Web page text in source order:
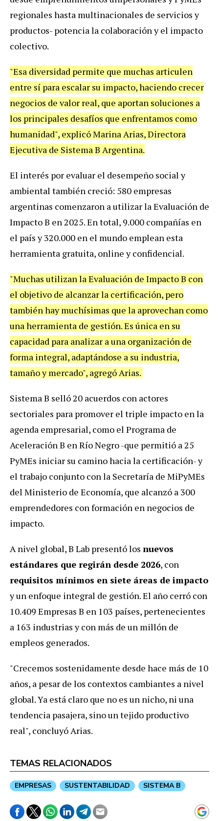
regionales hasta multinacionales de servicios y
productos- potencia la colaboración y el impacto
colectivo.
"Esa diversidad permite que muchas articulen
entre sí para escalar su impacto, haciendo crecer
negocios de valor real, que aportan soluciones a
los principales desafíos que enfrentamos como
humanidad", explicó Marina Arias, Directora
Ejecutiva de Sistema B Argentina.
El interés por evaluar el desempeño social y
ambiental también creció: 580 empresas
argentinas comenzaron a utilizar la Evaluación de
Impacto B en 2025. En total, 9.000 compañías en
el país y 320.000 en el mundo emplean esta
herramienta gratuita, online y confidencial.
"Muchas utilizan la Evaluación de Impacto B con
el objetivo de alcanzar la certificación, pero
también hay muchísimas que la aprovechan como
una herramienta de gestión. Es única en su
capacidad para analizar a una organización de
forma integral, adaptándose a su industria,
tamaño y mercado", agregó Arias.
Sistema B selló 20 acuerdos con actores
sectoriales para promover el triple impacto en la
agenda empresarial, como el Programa de
Aceleración B en Río Negro -que permitió a 25
PyMEs iniciar su camino hacia la certificación- y
el trabajo conjunto con la Secretaría de MiPyMEs
del Ministerio de Economía, que alcanzó a 300
emprendedores con formación en negocios de
impacto.
A nivel global, B Lab presentó los nuevos
estándares que regirán desde 2026, con
requisitos mínimos en siete áreas de impacto
y un enfoque integral de gestión. El año cerró con
10.409 Empresas B en 103 países, pertenecientes
a 163 industrias y con más de un millón de
empleos generados.
"Crecemos sostenidamente desde hace más de 10
años, a pesar de los contextos cambiantes a nivel
global. Ya está claro que no es un nicho, ni una
tendencia pasajera, sino un tejido productivo
real", concluyó Arias.
TEMAS RELACIONADOS
EMPRESAS SUSTENTABILIDAD SISTEMA B